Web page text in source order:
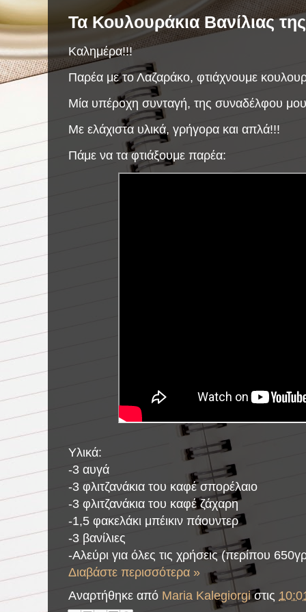
Τα Κουλουράκια Βανίλιας
Καλημέρα!!!
Παρέα με το Λαζαράκο, φτιάχνουμε
Μία υπέροχη συνταγή, της συναδέλφου
Με ελάχιστα υλικά, γρήγορα και απλά!!!
Πάμε να τα φτιάξουμε παρέα:
Υλικά:
-3 αυγά
-3 φλιτζανάκια του καφέ σπορέλαιο
-3 φλιτζανάκια του καφέ ζάχαρη
-1,5 φακελάκι μπέικιν πάουντερ
-3 βανίλιες
-Αλεύρι για όλες τις χρήσεις (περίπου
Διαβάστε περισσότερα »
Αναρτήθηκε από Maria Kalegiorgi στις